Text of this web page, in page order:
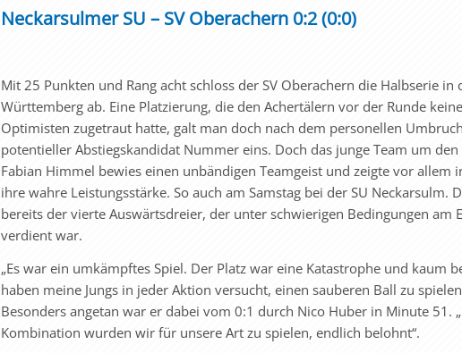
Neckarsulmer SU – SV Oberachern 0:2 (0:0)
Mit 25 Punkten und Rang acht schloss der SV Oberachern die Halbserie in
Württemberg ab. Eine Platzierung, die den Achertälern vor der Runde
Optimisten zugetraut hatte, galt man doch nach dem personellen
potentieller Abstiegskandidat Nummer eins. Doch das junge Team um
Fabian Himmel bewies einen unbändigen Teamgeist und zeigte vor allem
ihre wahre Leistungsstärke. So auch am Samstag bei der SU Neckarsulm.
bereits der vierte Auswärtsdreier, der unter schwierigen Bedingungen am
verdient war.
„Es war ein umkämpftes Spiel. Der Platz war eine Katastrophe und kaum
haben meine Jungs in jeder Aktion versucht, einen sauberen Ball zu
Besonders angetan war er dabei vom 0:1 durch Nico Huber in Minute 51.
Kombination wurden wir für unsere Art zu spielen, endlich belohnt“.